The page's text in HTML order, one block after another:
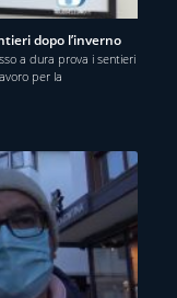
dopo l’inverno
a dura prova i sentieri
per la